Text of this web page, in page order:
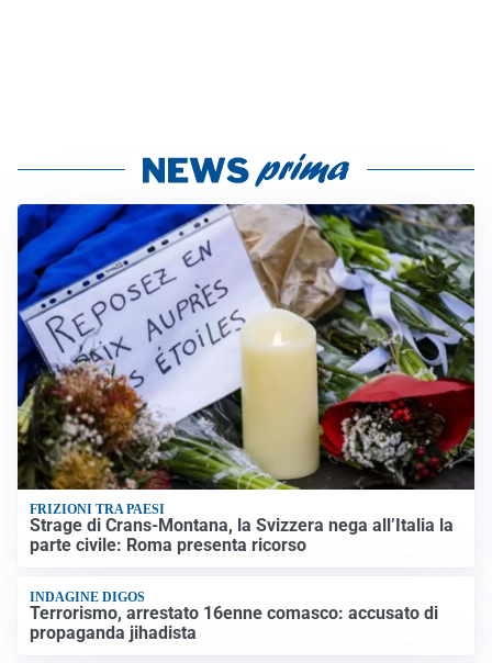
FRIZIONI TRA PAESI
Strage di Crans-Montana, la Svizzera nega all’Italia la
parte civile: Roma presenta ricorso
INDAGINE DIGOS
Terrorismo, arrestato 16enne comasco: accusato di
propaganda jihadista